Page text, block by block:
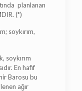
planlanan
(*)
soykırım,
soykırım
En hafif
Barosu bu
ağır